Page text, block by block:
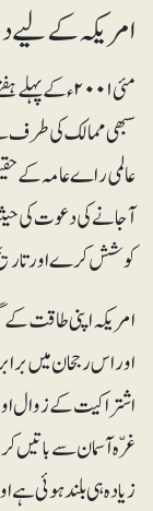
امریکہ کے لیے دو
مئی ۲۰۰۱ء کے
سبھی ممالک کی طرف سے
عالمی راے عامہ کے
آجانے کی دعوت کی
کوشش کرے اور تاریخ
امریکہ اپنی طاقت کے
اور اس رجحان میں
اشتراکیت کے زوال
زیادہ ہی بلند ہوئی